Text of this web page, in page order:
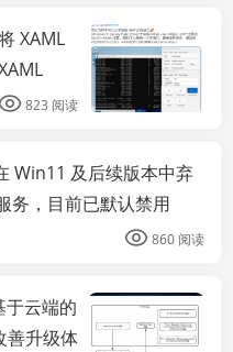
XAML
823 阅读
Win11 及后续版本中弃
务，目前已默认禁用
860 阅读
于云端的
善升级体